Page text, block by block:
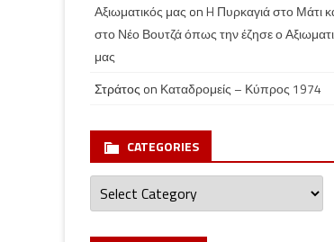
Αξιωματικός μας onH Πυρκαγιά στο Μάτι
στο Νέο Βουτζά όπως την έζησε ο
μας
Στράτος on Καταδρομείς – Κύπρος 1974
CATEGORIES
Categories